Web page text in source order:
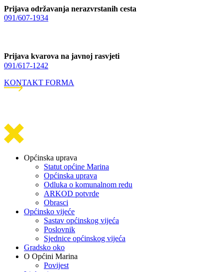
Prijava održavanja nerazvrstanih cesta
091/607-1934
Prijava kvarova na javnoj rasvjeti
091/617-1242
KONTAKT FORMA
Općinska uprava
Statut općine Marina
Općinska uprava
Odluka o komunalnom redu
ARKOD potvrde
Obrasci
Općinsko vijeće
Sastav općinskog vijeća
Poslovnik
Sjednice općinskog vijeća
Gradsko oko
O Općini Marina
Povijest